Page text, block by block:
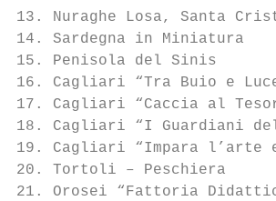
13. Nuraghe Losa, Santa
14. Sardegna in Miniatura
15. Penisola del Sinis
16. Cagliari “Tra Buio e
17. Cagliari “Caccia al
18. Cagliari “I Guardiani del
19. Cagliari “Impara l’arte
20. Tortoli – Peschiera
21. Orosei “Fattoria